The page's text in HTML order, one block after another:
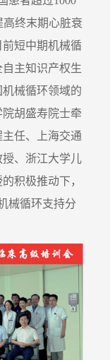
终末期心脏衰
短中期机械循
主知识产权生
械循环领域的
胡盛寿院士牵
任、上海交通
、浙江大学儿
积极推动下，
械循环支持分